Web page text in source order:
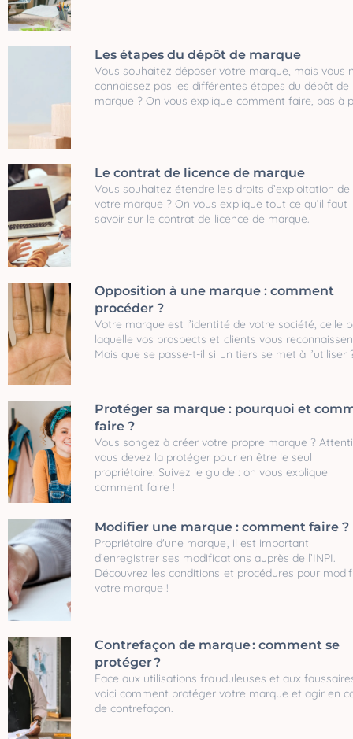
Les étapes du dépôt de marque
Vous souhaitez déposer votre marque, mais vous
connaissez pas les différentes étapes du dépôt de
marque ? On vous explique comment faire, pas à
Le contrat de licence de marque
Vous souhaitez étendre les droits d’exploitation de
votre marque ? On vous explique tout ce qu’il faut
savoir sur le contrat de licence de marque.
Opposition à une marque : comment
procéder ?
Votre marque est l’identité de votre société, celle
laquelle vos prospects et clients vous
Mais que se passe-t-il si un tiers se met à l’utiliser
Protéger sa marque : pourquoi et
faire ?
Vous songez à créer votre propre marque ?
vous devez la protéger pour en être le seul
propriétaire. Suivez le guide : on vous explique
comment faire !
Modifier une marque : comment faire ?
Propriétaire d'une marque, il est important
d’enregistrer ses modifications auprès de l’INPI.
Découvrez les conditions et procédures pour
votre marque !
Contrefaçon de marque : comment se
protéger ?
Face aux utilisations frauduleuses et aux
voici comment protéger votre marque et agir en
de contrefaçon.